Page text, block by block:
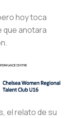
hoy toca
que anotara
el relato de su